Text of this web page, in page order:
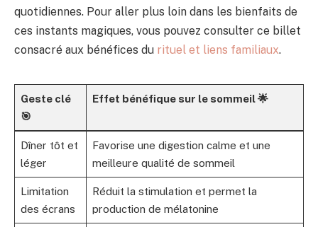
quotidiennes. Pour aller plus loin dans les bienfaits de
ces instants magiques, vous pouvez consulter ce billet
consacré aux bénéfices du rituel et liens familiaux.
Geste clé
🎯
Effet bénéfique sur le sommeil 🌟
Dîner tôt et
léger
Favorise une digestion calme et une
meilleure qualité de sommeil
Limitation
des écrans
Réduit la stimulation et permet la
production de mélatonine